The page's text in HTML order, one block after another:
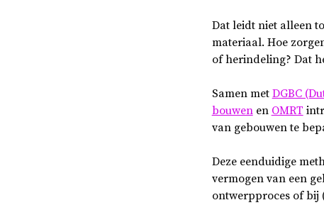
Dat leidt niet alleen
materiaal. Hoe
of herindeling? Dat
Samen met DGBC
bouwenen OMRT
van gebouwen te
Deze eenduidige
vermogen van een
ontwerpproces of bij